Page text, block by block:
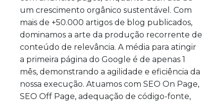
um crescimento orgânico sustentável. Com
mais de +50.000 artigos de blog publicados,
dominamos a arte da produção recorrente de
conteúdo de relevância. A média para atingir
a primeira página do Google é de apenas 1
mês, demonstrando a agilidade e eficiência da
nossa execução. Atuamos com SEO On Page,
SEO Off Page, adequação de código-fonte,